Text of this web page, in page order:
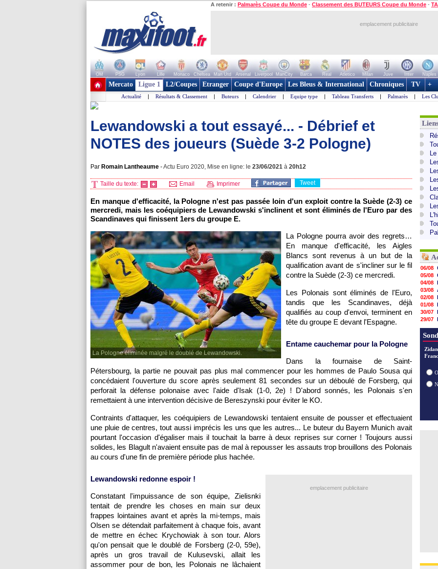
A retenir : Palmarès Coupe du Monde - Classement des BUTEURS Coupe du Monde -
emplacement publicitaire
OM PSG Lyon Lille Monaco Chelsea Man Utd Arsenal Liverpool ManCity Barca Real Atletico Milan Juve Inter Naples
+ de clubs
Mercato Ligue 1 L2/Coupes Etranger Coupe d'Europe Les Bleus & International Chroniques TV +
Actualité | Résultats & Classement | Buteurs | Calendrier | Equipe type | Tableau Transferts | Palmarès | Les
Lewandowski a tout essayé... - Débrief et
NOTES des joueurs (Suède 3-2 Pologne)
Par Romain Lantheaume -Actu Euro 2020, Mise en ligne: le 23/06/2021 à 20h12
Taille du texte: Email Imprimer Tweet
En manque d'efficacité, la Pologne n'est pas passée loin d'un exploit contre la Suède (2-3) ce
mercredi, mais les coéquipiers de Lewandowski s'inclinent et sont éliminés de l'Euro par des
Scandinaves qui finissent 1ers du groupe E.
La Pologne éliminée malgré le doublé de Lewandowski.
La Pologne pourra avoir des regrets…
En manque d'efficacité, les Aigles
Blancs sont revenus à un but de la
qualification avant de s'incliner sur le fil
contre la Suède (2-3) ce mercredi.
Les Polonais sont éliminés de l'Euro,
tandis que les Scandinaves, déjà
qualifiés au coup d'envoi, terminent en
tête du groupe E devant l'Espagne.
Entame cauchemar pour la Pologne
Dans la fournaise de Saint-
Pétersbourg, la partie ne pouvait pas plus mal commencer pour les hommes de Paulo Sousa qui
concédaient l'ouverture du score après seulement 81 secondes sur un déboulé de Forsberg, qui
perforait la défense polonaise avec l'aide d'Isak (1-0, 2e) ! D'abord sonnés, les Polonais s'en
remettaient à une intervention décisive de Bereszynski pour éviter le KO.
Contraints d'attaquer, les coéquipiers de Lewandowski tentaient ensuite de pousser et effectuaient
une pluie de centres, tout aussi imprécis les uns que les autres... Le buteur du Bayern Munich avait
pourtant l'occasion d'égaliser mais il touchait la barre à deux reprises sur corner ! Toujours aussi
solides, les Blagult n'avaient ensuite pas de mal à repousser les assauts trop brouillons des Polonais
au cours d'une fin de première période plus hachée.
emplacement publicitaire
Lewandowski redonne espoir !
Constatant l'impuissance de son équipe, Zielisnki
tentait de prendre les choses en main sur deux
frappes lointaines avant et après la mi-temps, mais
Olsen se détendait parfaitement à chaque fois, avant
de mettre en échec Krychowiak à son tour. Alors
qu'on pensait que le doublé de Forsberg (2-0, 59e),
après un gros travail de Kulusevski, allait les
assommer pour de bon, les Polonais ne lâchaient
06/08
05/08
04/08
03/08
02/08
01/08
30/07
29/07
29/07
29/07
28/07
28/07
28/07